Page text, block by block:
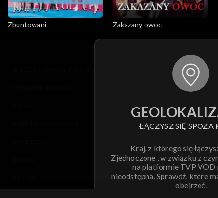
Zbuntowani Zakazany owoc
ŁĄCZYSZ SIĘ SPOZA
Kraj, z którego się
Zjednoczone , w związku z
na platformie TVP VOD
nieodstępna. Sprawdź, które
obejrzeć.